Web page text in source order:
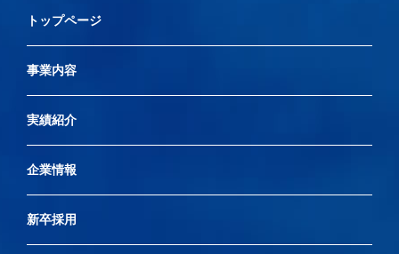
トップページ
事業内容
実績紹介
企業情報
新卒採用